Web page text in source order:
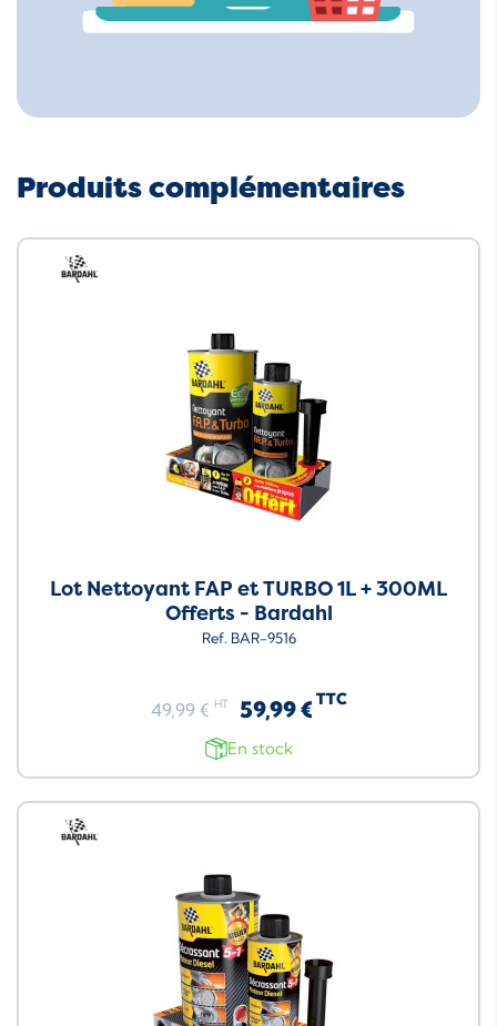
Produits complémentaires
Neuf
Lot Nettoyant FAP et TURBO 1L + 300ML
Offerts - Bardahl
Ref. BAR-9516
49,99 € HT 59,99 € TTC
En stock
Neuf